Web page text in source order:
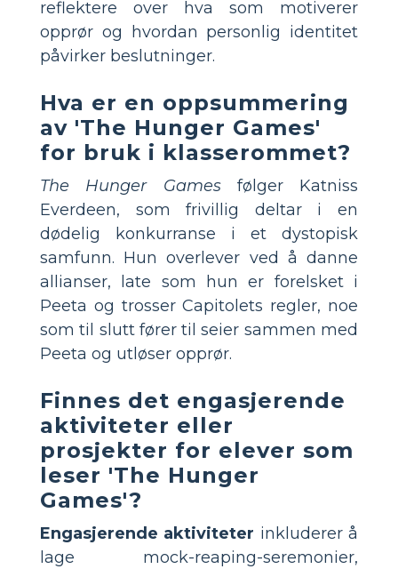
reflektere over hva som motiverer
opprør og hvordan personlig identitet
påvirker beslutninger.
Hva er en oppsummering
av 'The Hunger Games'
for bruk i klasserommet?
The Hunger Gamesfølger Katniss
Everdeen, som frivillig deltar i en
dødelig konkurranse i et dystopisk
samfunn. Hun overlever ved å danne
allianser, late som hun er forelsket i
Peeta og trosser Capitolets regler, noe
som til slutt fører til seier sammen med
Peeta og utløser opprør.
Finnes det engasjerende
aktiviteter eller
prosjekter for elever som
leser 'The Hunger
Games'?
Engasjerende aktiviteter inkluderer å
lage mock-reaping-seremonier,